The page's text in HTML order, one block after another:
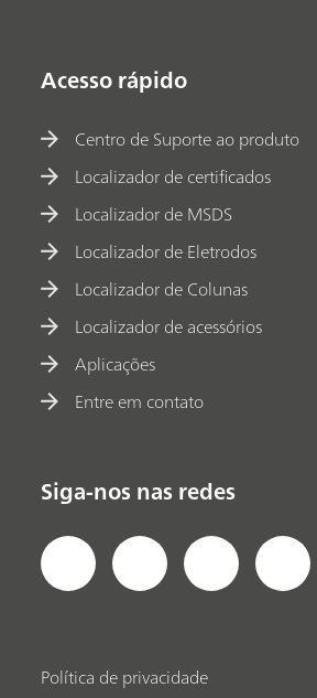
Acesso rápido
Centro de Suporte ao produto
Localizador de certificados
Localizador de MSDS
Localizador de Eletrodos
Localizador de Colunas
Localizador de acessórios
Aplicações
Entre em contato
Siga-nos nas redes
Política de privacidade